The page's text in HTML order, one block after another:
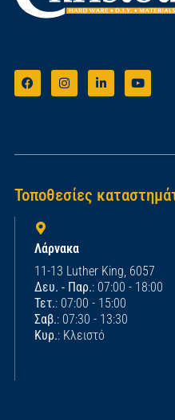
Τοποθεσίες
Λάρνακα
11-13 Luther King, 6057
Δευ. - Παρ.: 07:00 - 18:00
Τετ.: 07:00 - 15:00
Σαβ.: 07:30 - 13:30
Κυρ.: Κλειστό